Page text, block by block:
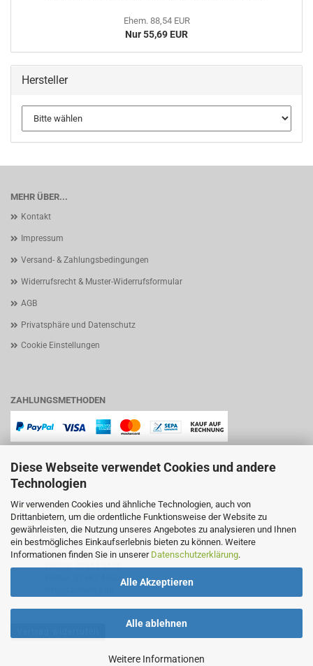
Diese Webseite verwendet Cookies und andere
Technologien
Wir verwenden Cookies und ähnliche Technologien, auch von
Drittanbietern, um die ordentliche Funktionsweise der Website zu
gewährleisten, die Nutzung unseres Angebotes zu analysieren und Ihnen
ein bestmögliches Einkaufserlebnis bieten zu können. Weitere
Informationen finden Sie in unserer Datenschutzerklärung.
Alle Akzeptieren
Alle ablehnen
Weitere Informationen
Ehem. 88,54 EUR
Nur 55,69 EUR
Hersteller
MEHR ÜBER...
Kontakt
Impressum
Versand- & Zahlungsbedingungen
Widerrufsrecht & Muster-Widerrufsformular
AGB
Privatsphäre und Datenschutz
Cookie Einstellungen
ZAHLUNGSMETHODEN
Lindenstraße 11
57644 Hattert
Telefon02662 6666